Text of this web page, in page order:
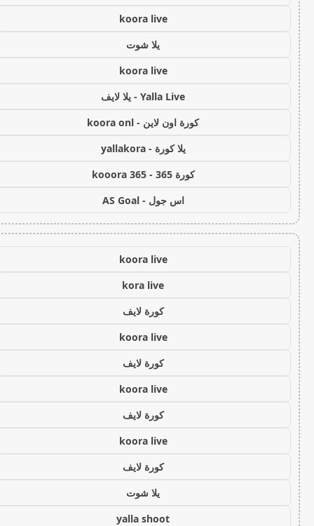
koora live
يلا شوت
koora live
Yalla Live - يلا لايف
كورة اون لاين - koora onl
يلا كورة - yallakora
كورة 365 - kooora 365
اس جول - AS Goal
koora live
kora live
كورة لايف
koora live
كورة لايف
koora live
كورة لايف
koora live
كورة لايف
يلا شوت
yalla shoot